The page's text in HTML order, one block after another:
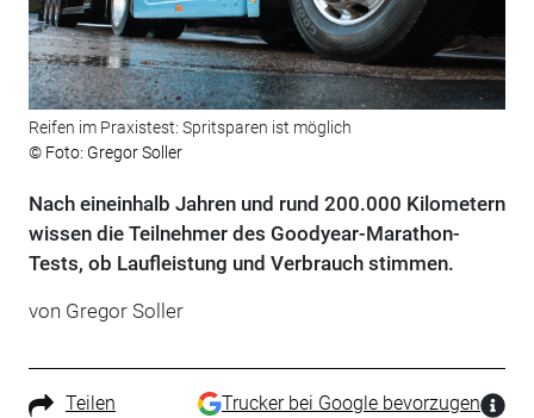
Reifen im Praxistest: Spritsparen ist möglich
© Foto: Gregor Soller
Nach eineinhalb Jahren und rund 200.000 Kilometern
wissen die Teilnehmer des Goodyear-Marathon-
Tests, ob Laufleistung und Verbrauch stimmen.
von Gregor Soller
Teilen Trucker bei Google bevorzugen